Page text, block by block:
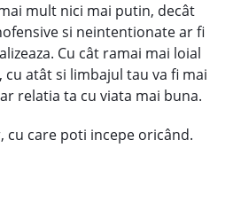
mult nici mai putin, decât
si neintentionate ar fi
Cu cât ramai mai loial
atât si limbajul tau va fi mai
relatia ta cu viata mai buna.
cu care poti incepe oricând.